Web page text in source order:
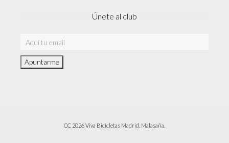
Únete al club
CC 2026 Viva Bicicletas Madrid. Malasaña.